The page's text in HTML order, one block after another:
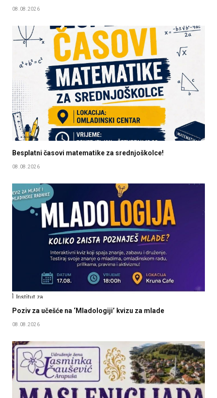
08.08.2026
Besplatni časovi matematike za srednjoškolce!
08.08.2026
Poziv za učešće na ‘Mladologiji’ kvizu za mlade
08.08.2026